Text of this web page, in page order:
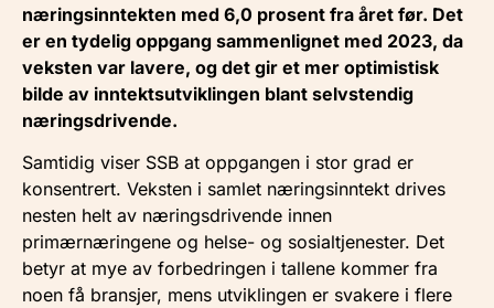
næringsinntekten med 6,0 prosent fra året før. Det
er en tydelig oppgang sammenlignet med 2023, da
veksten var lavere, og det gir et mer optimistisk
bilde av inntektsutviklingen blant selvstendig
næringsdrivende.
Samtidig viser SSB at oppgangen i stor grad er
konsentrert. Veksten i samlet næringsinntekt drives
nesten helt av næringsdrivende innen
primærnæringene og helse- og sosialtjenester. Det
betyr at mye av forbedringen i tallene kommer fra
noen få bransjer, mens utviklingen er svakere i flere